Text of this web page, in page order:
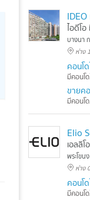
ไอดีโ
บางนา
ห่าง
คอนโ
มีคอนโ
ขายค
มีคอนโ
Elio
เอลลิ
พระโขน
ห่าง
คอนโ
มีคอนโ